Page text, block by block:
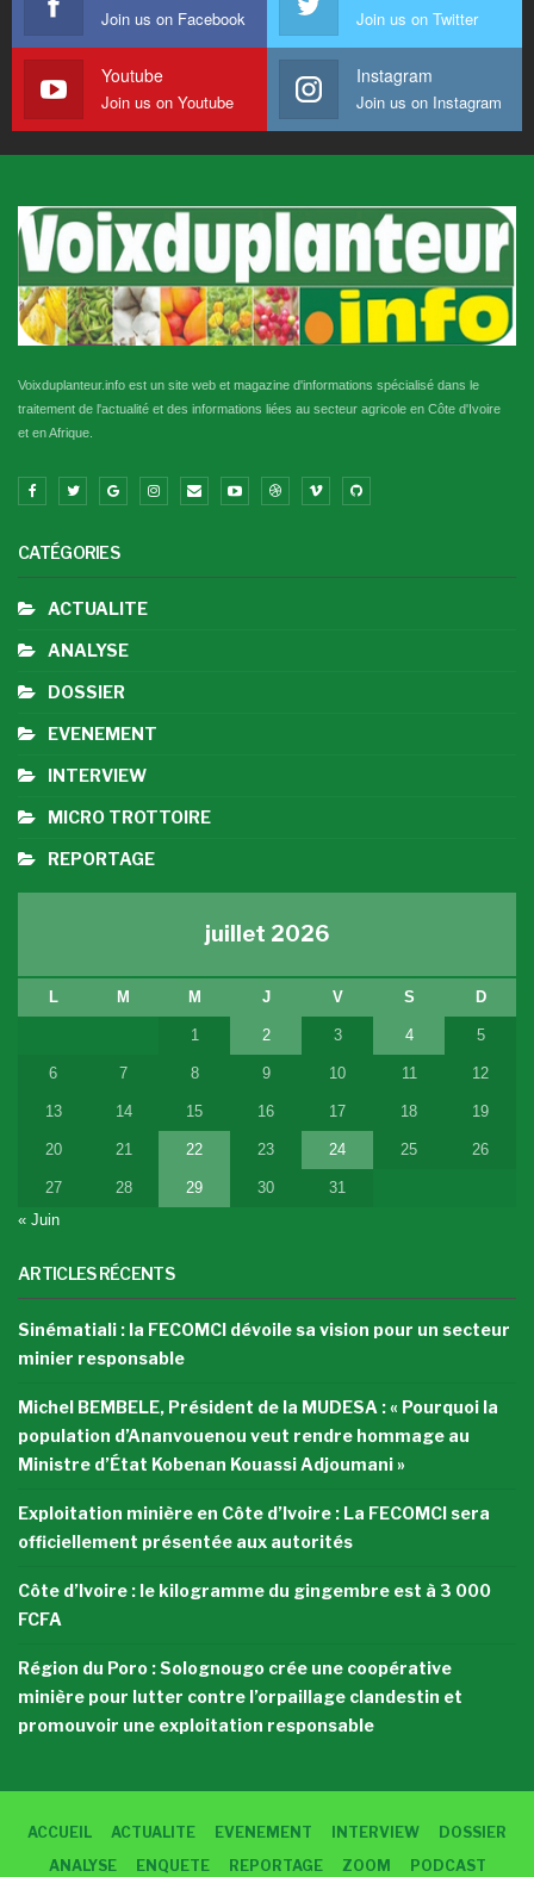
Join us on Facebook Join us on Twitter
Youtube
Join us on Youtube
Instagram
Join us on Instagram
Voixduplanteur.info est un site web et magazine d'informations spécialisé dans le
traitement de l'actualité et des informations liées au secteur agricole en Côte d'Ivoire
et en Afrique.
CATÉGORIES
ACTUALITE
ANALYSE
DOSSIER
EVENEMENT
INTERVIEW
MICRO TROTTOIRE
REPORTAGE
juillet 2026
L M M J V S D
1 2 3 4 5
6 7 8 9 10 11 12
13 14 15 16 17 18 19
20 21 22 23 24 25 26
27 28 29 30
31
« Juin
ARTICLES RÉCENTS
Sinématiali : la FECOMCI dévoile sa vision pour un secteur
minier responsable
Michel BEMBELE, Président de la MUDESA : « Pourquoi la
population d’Ananvouenou veut rendre hommage au
Ministre d’État Kobenan Kouassi Adjoumani »
Exploitation minière en Côte d’Ivoire : La FECOMCI sera
officiellement présentée aux autorités
Côte d’Ivoire : le kilogramme du gingembre est à 3 000
FCFA
Région du Poro : Solognougo crée une coopérative
minière pour lutter contre l’orpaillage clandestin et
promouvoir une exploitation responsable
ACCUEIL ACTUALITE EVENEMENT INTERVIEW
DOSSIER
ANALYSE
ENQUETE REPORTAGE ZOOM PODCAST